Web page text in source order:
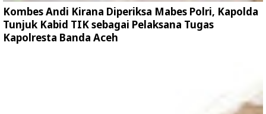
Kombes Andi Kirana Diperiksa Mabes Polri, Kapolda
Tunjuk Kabid TIK sebagai Pelaksana Tugas
Kapolresta Banda Aceh